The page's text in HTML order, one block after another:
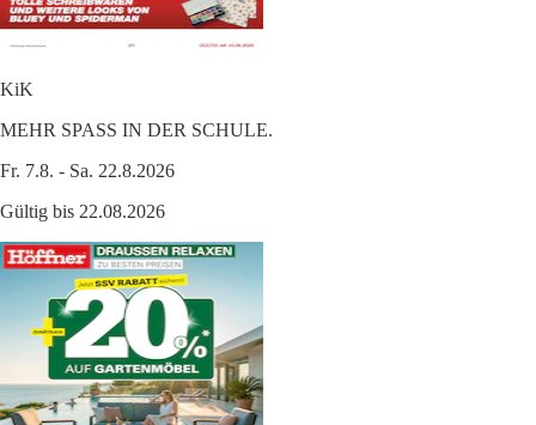
KiK
MEHR SPASS IN DER SCHULE.
Fr. 7.8. - Sa. 22.8.2026
Gültig bis 22.08.2026